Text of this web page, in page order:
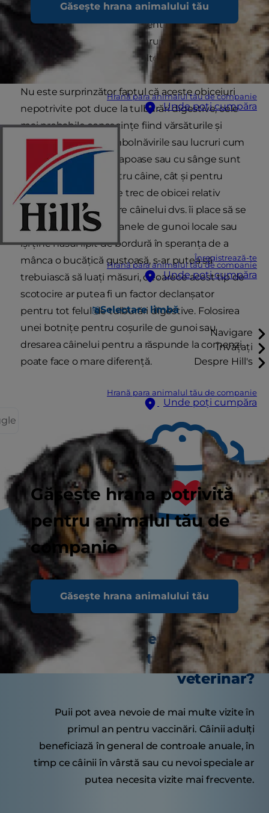
Găsește hrana animalului tău
Hrană para animalul tău de companie
Unde poți cumpăra
Înregistrează-te
Hrană para animalul tău de companie
Unde poți cumpăra
Selectare limbă
Navigare
Învățați
Despre Hill's
Hrană para animalul tău de companie
Unde poți cumpăra
Găsește hrana potrivită
pentru animalul tău de
companie
Găsește hrana animalului tău
și mănâncă tot felul de lucruri pe care nu ar
trebui să le mănânce - alimente stricate, carcase
în descompunere, gustări aruncate de oameni
și, adesea, chiar și fecalele altor animale.
Nu este surprinzător faptul că aceste obiceiuri
nepotrivite pot duce la tulburări digestive, cele
mai probabile consecințe fiind vărsăturile și
diareea. În timp ce îmbolnăvirile sau lucruri cum
ar fi fecalele de câine apoase sau cu sânge sunt
supărătoare atât pentru câine, cât și pentru
stăpân, aceste semne trec de obicei relativ
repede. În cazul în care câinelui dvs. îi place să se
plimbe prin tomberoanele de gunoi locale sau
își ține nasul lipit de bordură în speranța de a
mânca o bucățică gustoasă, s-ar putea să
trebuiască să luați măsuri, deoarece acest tip de
scotocire ar putea fi un factor declanșator
pentru tot felul de tulburări digestive. Folosirea
unei botnițe pentru coșurile de gunoi sau
dresarea câinelui pentru a răspunde la comenzi
poate face o mare diferență.
Sfaturi delicioase
Cât de des ar trebui să
viziteze câinele tău la medicul
veterinar?
Puii pot avea nevoie de mai multe vizite în
primul an pentru vaccinări. Câinii adulți
beneficiază în general de controale anuale, în
timp ce câinii în vârstă sau cu nevoi speciale ar
putea necesita vizite mai frecvente.